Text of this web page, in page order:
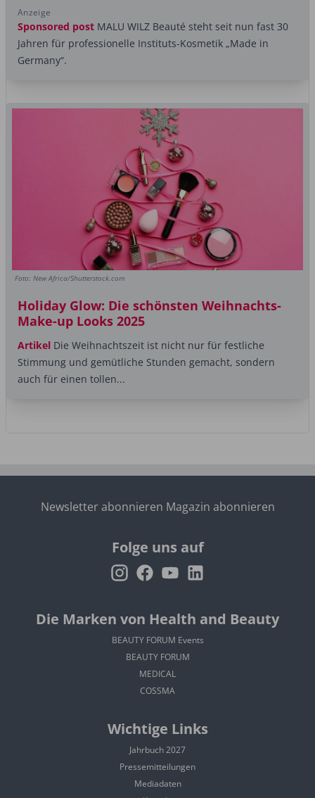
Anzeige
Sponsored post MALU WILZ Beauté steht seit nun fast 30
Jahren für professionelle Instituts-Kosmetik „Made in
Germany“.
Foto: New Africa/Shutterstock.com
Holiday Glow: Die schönsten Weihnachts-
Make-up Looks 2025
Artikel Die Weihnachtszeit ist nicht nur für festliche
Stimmung und gemütliche Stunden gemacht, sondern
auch für einen tollen...
Newsletter abonnieren Magazin abonnieren
Folge uns auf
Die Marken von Health and Beauty
BEAUTY FORUM Events
BEAUTY FORUM
MEDICAL
COSSMA
Wichtige Links
Jahrbuch 2027
Pressemitteilungen
Mediadaten